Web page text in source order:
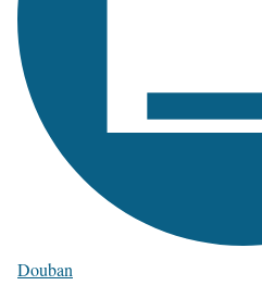
Douban